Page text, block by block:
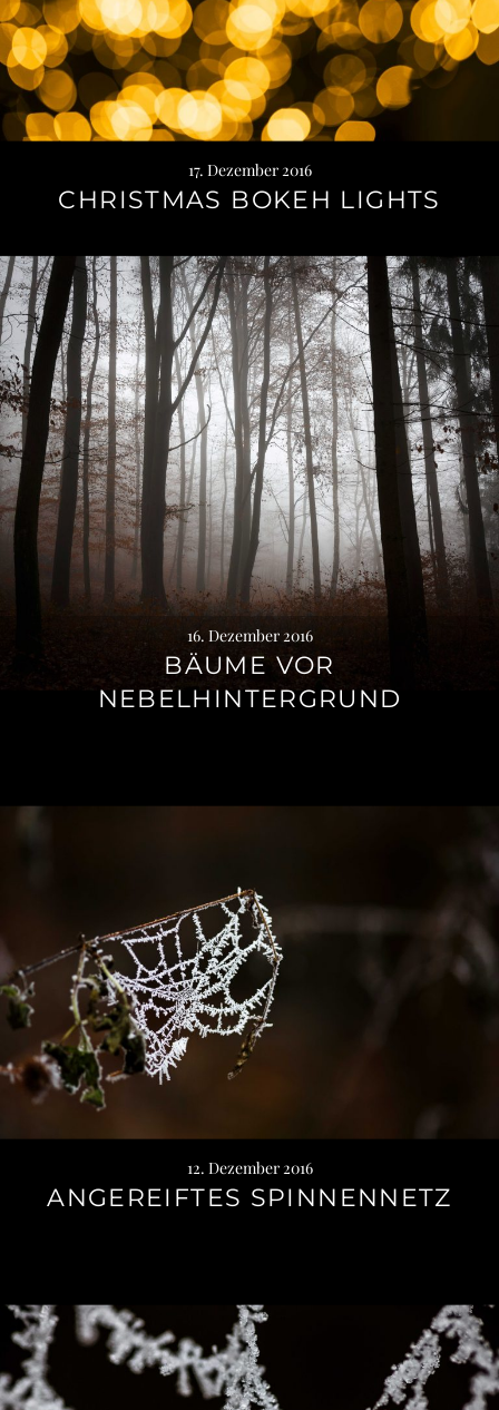
17. Dezember 2016
CHRISTMAS BOKEH LIGHTS
16. Dezember 2016
BÄUME VOR
NEBELHINTERGRUND
12. Dezember 2016
ANGEREIFTES SPINNENNETZ